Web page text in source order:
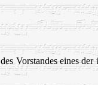
Vorstandes eines